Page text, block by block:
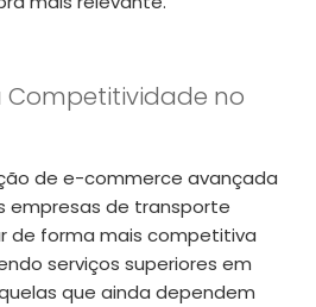
Competitividade no
de e-commerce avançada
empresas de transporte
de forma mais competitiva
serviços superiores em
que ainda dependem